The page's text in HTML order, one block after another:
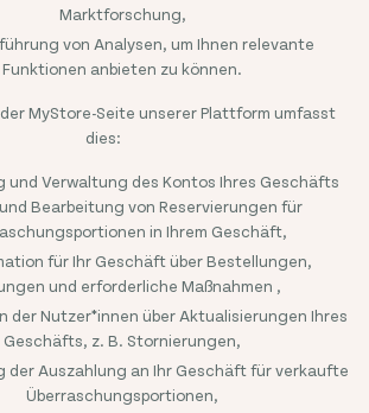
Marktforschung,
von Analysen, um Ihnen relevante
Funktionen anbieten zu können.
MyStore-Seite unserer Plattform umfasst
dies:
und Verwaltung des Kontos Ihres Geschäfts
Bearbeitung von Reservierungen für
in Ihrem Geschäft,
für Ihr Geschäft über Bestellungen,
und erforderliche Maßnahmen ,
der Nutzer*innen über Aktualisierungen Ihres
Geschäfts, z. B. Stornierungen,
der Auszahlung an Ihr Geschäft für verkaufte
Überraschungsportionen,